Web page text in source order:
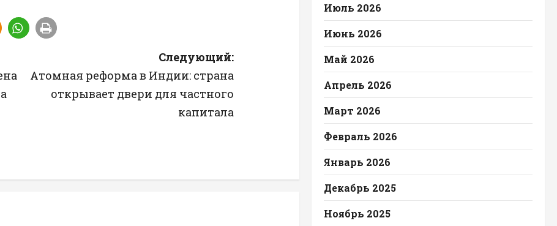
Следующий:
Атомная реформа в Индии: страна
открывает двери для частного
капитала
Июль 2026
Июнь 2026
Май 2026
Апрель 2026
Март 2026
Февраль 2026
Январь 2026
Декабрь 2025
Ноябрь 2025